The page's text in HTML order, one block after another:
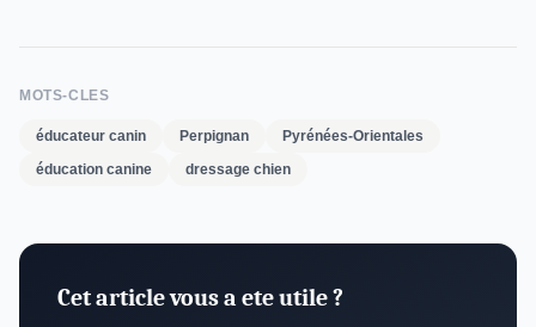
MOTS-CLES
éducateur canin Perpignan
Pyrénées-Orientales
éducation canine
dressage chien
Cet article vous a ete utile ?